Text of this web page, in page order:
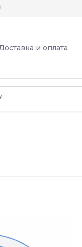
Доставка и оплата